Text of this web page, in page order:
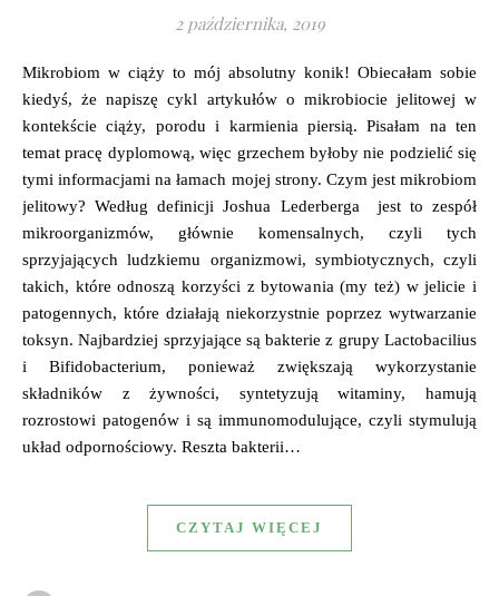
2 października, 2019
Mikrobiom w ciąży to mój absolutny konik! Obiecałam sobie
kiedyś, że napiszę cykl artykułów o mikrobiocie jelitowej w
kontekście ciąży, porodu i karmienia piersią. Pisałam na ten
temat pracę dyplomową, więc grzechem byłoby nie podzielić się
tymi informacjami na łamach mojej strony. Czym jest mikrobiom
jelitowy? Według definicji Joshua Lederberga jest to zespół
mikroorganizmów, głównie komensalnych, czyli tych
sprzyjających ludzkiemu organizmowi, symbiotycznych, czyli
takich, które odnoszą korzyści z bytowania (my też) w jelicie i
patogennych, które działają niekorzystnie poprzez wytwarzanie
toksyn. Najbardziej sprzyjające są bakterie z grupy Lactobacilius
i Bifidobacterium, ponieważ zwiększają wykorzystanie
składników z żywności, syntetyzują witaminy, hamują
rozrostowi patogenów i są immunomodulujące, czyli stymulują
układ odpornościowy. Reszta bakterii…
CZYTAJ WIĘCEJ